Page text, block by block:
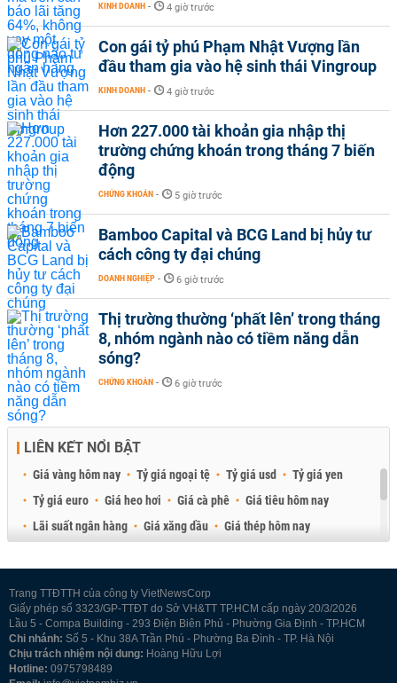
KINH DOANH - 4 giờ trước
Con gái tỷ phú Phạm Nhật Vượng lần
đầu tham gia vào hệ sinh thái Vingroup
KINH DOANH - 4 giờ trước
Hơn 227.000 tài khoản gia nhập thị
trường chứng khoán trong tháng 7 biến
động
CHỨNG KHOÁN - 5 giờ trước
Bamboo Capital và BCG Land bị hủy tư
cách công ty đại chúng
DOANH NGHIỆP - 6 giờ trước
Thị trường thường ‘phất lên’ trong tháng
8, nhóm ngành nào có tiềm năng dẫn
sóng?
CHỨNG KHOÁN - 6 giờ trước
LIÊN KẾT NỔI BẬT
Giá vàng hôm nay Tỷ giá ngoại tệ Tỷ giá usd
Tỷ giá yen
Tỷ giá euro
Giá heo hơi Giá cà phê
Giá tiêu hôm nay
Lãi suất ngân hàng
Giá xăng dầu
Giá thép hôm nay
Trang TTĐTTH của công ty VietNewsCorp
Giấy phép số 3323/GP-TTĐT do Sở VH&TT TP.HCM cấp ngày 20/3/2026
Lầu 5 - Compa Building - 293 Điện Biên Phủ - Phường Gia Định - TP.HCM
Chi nhánh: Số 5 - Khu 38A Trần Phú - Phường Ba Đình - TP. Hà Nội
Chịu trách nhiệm nội dung: Hoàng Hữu Lợi
Hotline: 0975798489